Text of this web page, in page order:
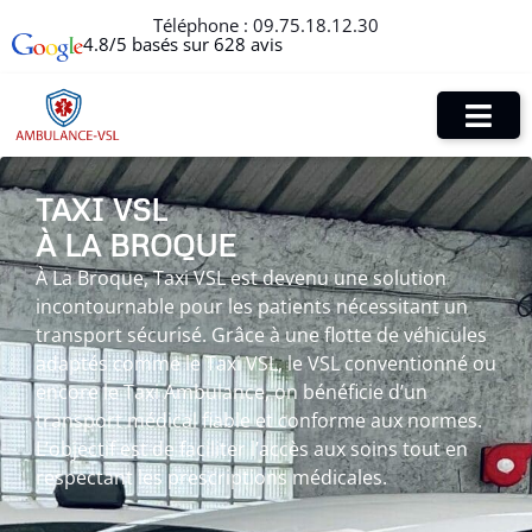
Téléphone : 09.75.18.12.30
4.8/5 basés sur 628 avis
TAXI VSL
À LA BROQUE
À La Broque, Taxi VSL est devenu une solution
incontournable pour les patients nécessitant un
transport sécurisé. Grâce à une flotte de véhicules
adaptés comme le Taxi VSL, le VSL conventionné ou
encore le Taxi Ambulance, on bénéficie d’un
transport médical fiable et conforme aux normes.
L’objectif est de faciliter l’accès aux soins tout en
respectant les prescriptions médicales.